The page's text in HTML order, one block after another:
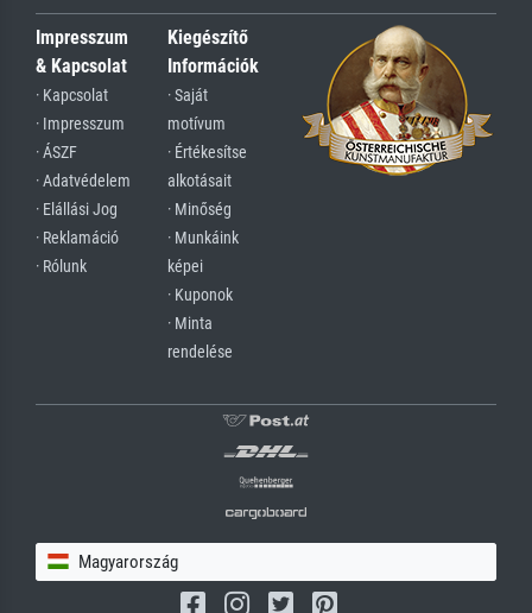
Impresszum
& Kapcsolat
· Kapcsolat
· Impresszum
· ÁSZF
· Adatvédelem
· Elállási Jog
· Reklamáció
· Rólunk
Kiegészítő
Információk
· Saját
motívum
· Értékesítse
alkotásait
· Minőség
· Munkáink
képei
· Kuponok
· Minta
rendelése
Magyarország